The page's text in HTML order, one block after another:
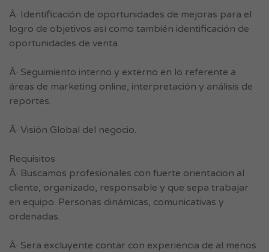
Â· Identificación de oportunidades de mejoras para el
logro de objetivos así como también identificación de
oportunidades de venta.
Â· Seguimiento interno y externo en lo referente a
áreas de marketing online, interpretación y análisis de
reportes.
Â· Visión Global del negocio.
Requisitos
Â· Buscamos profesionales con fuerte orientacion al
cliente, organizado, responsable y que sepa trabajar
en equipo. Personas dinámicas, comunicativas y
ordenadas.
Â· Sera excluyente contar con experiencia de al menos